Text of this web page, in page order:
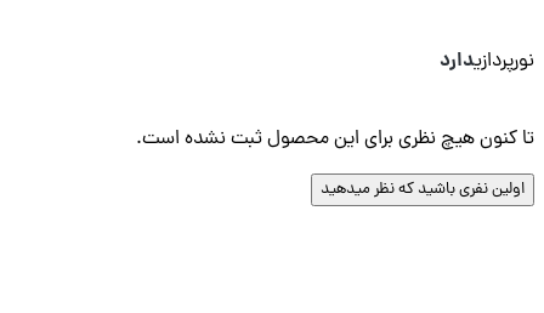
دارد
کنون هیچ نظری برای این محصول ثبت نشده است.
نفری باشید که نظر میدهید